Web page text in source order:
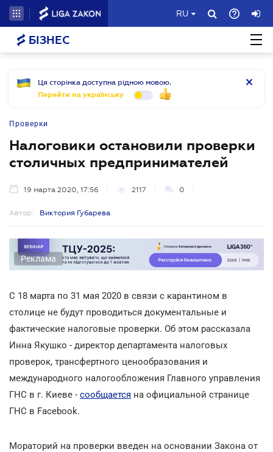
RU
БІЗНЕС
Ця сторінка доступна рідною мовою.
Перейти на українську
Проверки
Налоговики остановили проверки
столичных предпринимателей
19 марта 2020, 17:56 2117 0
Автор: Виктория Губарева
Реклама
С 18 марта по 31 мая 2020 в связи с карантином в
столице не будут проводиться документальные и
фактические налоговые проверки. Об этом рассказала
Инна Якушко - директор департамента налоговых
проверок, трансфертного ценообразования и
международного налогообложения Главного управления
ГНС в г. Киеве - сообщается на официальной странице
ГНС в Facebook.
Мораторий на проверки введен на основании Закона от